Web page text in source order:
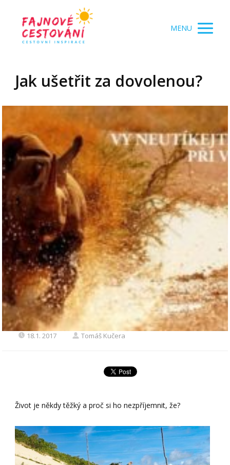
MENU
Jak ušetřit za dovolenou?
18.1. 2017 Tomáš Kučera
Život je někdy těžký a proč si ho nezpříjemnit, že?